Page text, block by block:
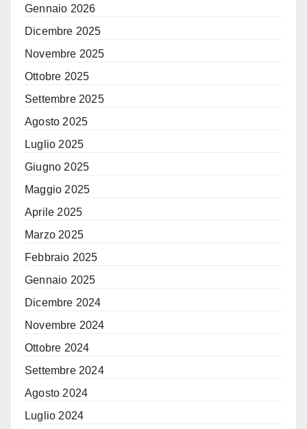
Gennaio 2026
Dicembre 2025
Novembre 2025
Ottobre 2025
Settembre 2025
Agosto 2025
Luglio 2025
Giugno 2025
Maggio 2025
Aprile 2025
Marzo 2025
Febbraio 2025
Gennaio 2025
Dicembre 2024
Novembre 2024
Ottobre 2024
Settembre 2024
Agosto 2024
Luglio 2024